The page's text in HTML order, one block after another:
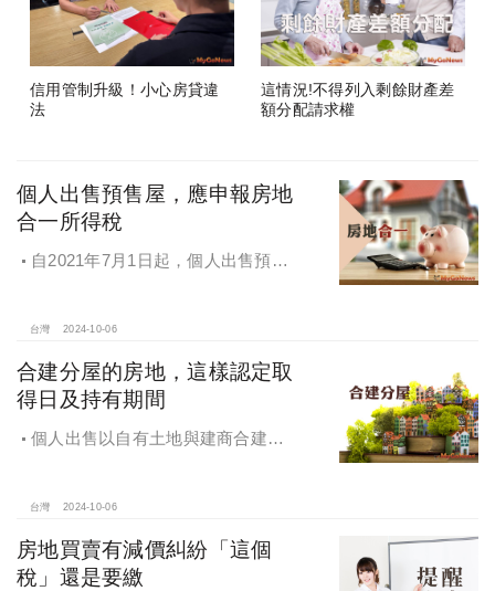
信用管制升級！小心房貸違
法
這情況!不得列入剩餘財產差
額分配請求權
個人出售預售屋，應申報房地
合一所得稅
自2021年7月1日起，個人出售預售
台灣 2024-10-06
合建分屋的房地，這樣認定取
得日及持有期間
個人出售以自有土地與建商合建分
台灣 2024-10-06
房地買賣有減價糾紛「這個
稅」還是要繳